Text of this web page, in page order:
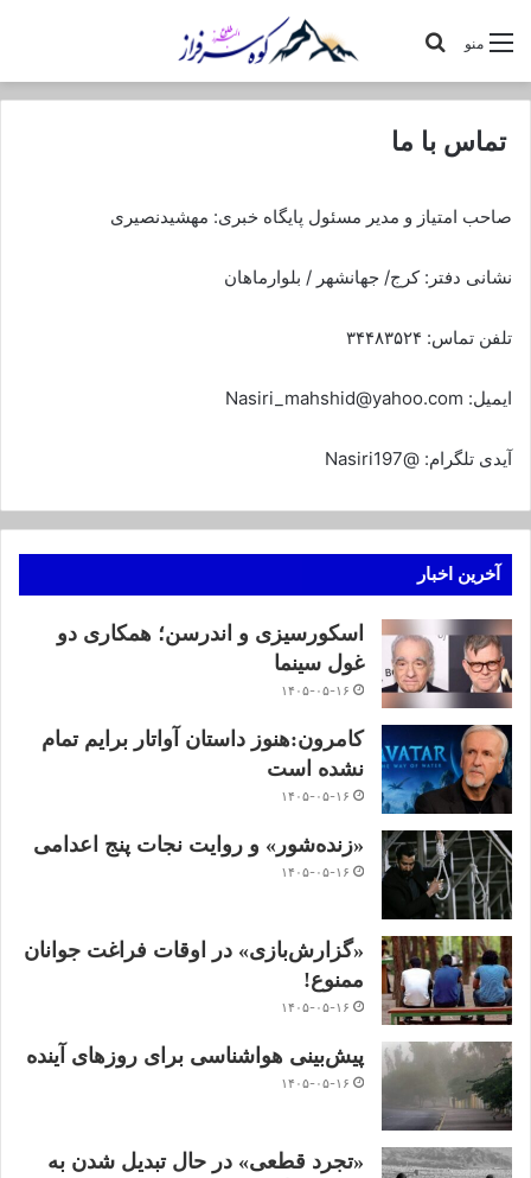
منو
تماس با ما
صاحب امتیاز و مدیر مسئول پایگاه خبری: مهشیدنصیری
نشانی دفتر: کرج/ جهانشهر / بلوارماهان
تلفن تماس: ۳۴۴۸۳۵۲۴
ایمیل: Nasiri_mahshid@yahoo.com
آیدی تلگرام: @Nasiri197
آخرین اخبار
اسکورسیزی و اندرسن؛ همکاری دو
غول سینما
۱۴۰۵-۰۵-۱۶
کامرون:هنوز داستان آواتار برایم تمام
نشده است
۱۴۰۵-۰۵-۱۶
«زنده‌شور» و روایت نجات پنج اعدامی
۱۴۰۵-۰۵-۱۶
«گزارش‌بازی» در اوقات فراغت جوانان
ممنوع!
۱۴۰۵-۰۵-۱۶
پیش‌بینی هواشناسی برای روزهای آینده
۱۴۰۵-۰۵-۱۶
«تجرد قطعی» در حال تبدیل شدن به